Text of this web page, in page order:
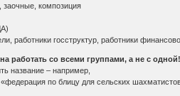
композиция
работники госструктур, работники
работать со всеми группами, а не с одной!
название – например,
по блицу для сельских